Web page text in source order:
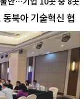
북아 기술혁신 협